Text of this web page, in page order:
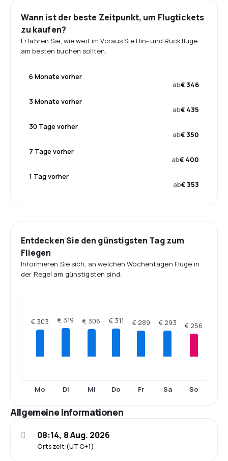
Wann ist der beste Zeitpunkt, um Flugtickets
zu kaufen?
Erfahren Sie, wie weit im Voraus Sie Hin- und Rückflüge
am besten buchen sollten.
6 Monate vorher
ab€ 346
3 Monate vorher
ab€ 435
30 Tage vorher
ab€ 350
7 Tage vorher
ab€ 400
1 Tag vorher
ab€ 353
Entdecken Sie den günstigsten Tag zum
Fliegen
Informieren Sie sich, an welchen Wochentagen Flüge in
der Regel am günstigsten sind.
€ 303
Mo
€ 319
Di
€ 306
Mi
€ 311
Do
€ 289
Fr
€ 293
Sa
€ 256
So
Allgemeine Informationen
Ortszeit (UTC+1)
08:14, 8 Aug. 2026